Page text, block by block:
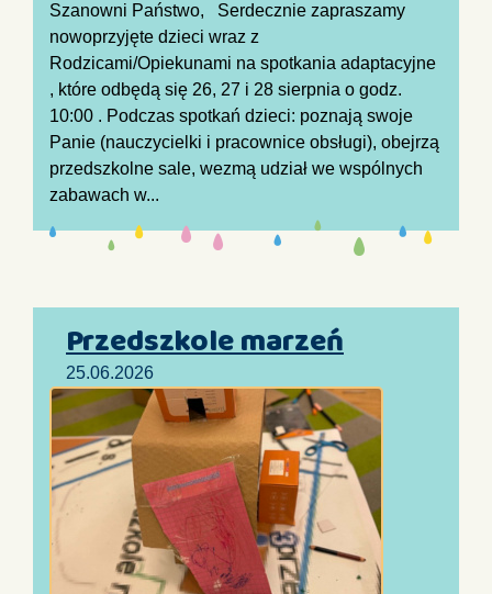
Szanowni Państwo, Serdecznie zapraszamy
nowoprzyjęte dzieci wraz z
Rodzicami/Opiekunami na spotkania adaptacyjne
, które odbędą się 26, 27 i 28 sierpnia o godz.
10:00 . Podczas spotkań dzieci: poznają swoje
Panie (nauczycielki i pracownice obsługi), obejrzą
przedszkolne sale, wezmą udział we wspólnych
zabawach w...
Przedszkole marzeń
25.06.2026